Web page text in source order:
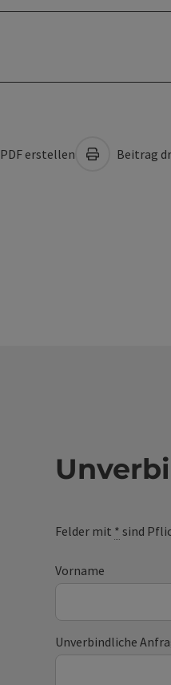
PDF erstellen Beitrag
Felder mit * sind
Vorname
Unverbindliche